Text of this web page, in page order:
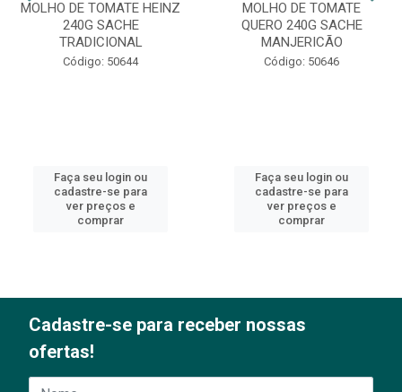
MOLHO DE TOMATE HEINZ
240G SACHE
TRADICIONAL
Código: 50644
Faça seu login ou
cadastre-se para
ver preços e
comprar
MOLHO DE TOMATE
QUERO 240G SACHE
MANJERICÃO
Código: 50646
Faça seu login ou
cadastre-se para
ver preços e
comprar
Cadastre-se para receber nossas
ofertas!